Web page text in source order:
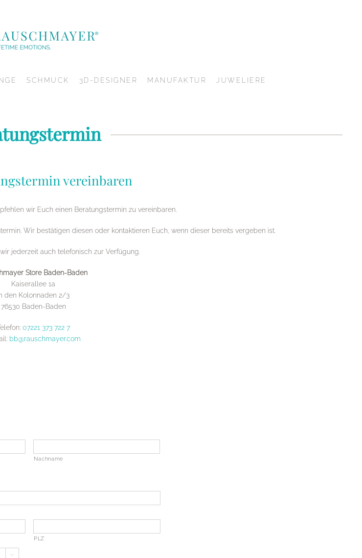
SCHMUCK 3D-DESIGNER MANUFAKTUR JUWELIERE
vereinbaren
wir Euch einen Beratungstermin zu vereinbaren.
Wir bestätigen diesen oder kontaktieren Euch, wenn dieser bereits vergeben ist.
jederzeit auch telefonisch zur Verfügung.
Store Baden-Baden
Kaiserallee 1a
den Kolonnaden 2/3
76530 Baden-Baden
07221 373 722 7
bb@rauschmayer.com
Nachname
PLZ
